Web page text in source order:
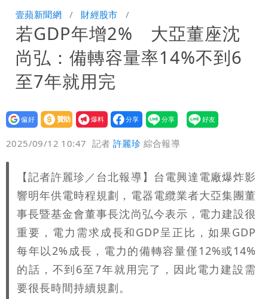
壹蘋新聞網 財經股市
若GDP年增2% 大亞董座沈
尚弘：備轉容量率14%不到6
至7年就用完
設為
贊助
我要
爆料
2025/09/12 10:47 記者許麗珍 綜合報導
【記者許麗珍／台北報導】台電興達電廠爆炸影
響明年供電時程規劃，電器電纜業者大亞集團董
事長暨基金會董事長沈尚弘今表示，電力建設很
重要，電力需求成長和GDP呈正比，如果GDP
每年以2%成長，電力的備轉容量僅12%或14%
的話，不到6至7年就用完了，因此電力建設需
要很長時間持續規劃。